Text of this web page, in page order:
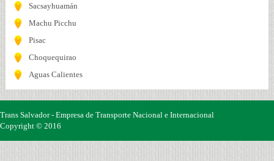
Sacsayhuamán
Machu Picchu
Pisac
Choquequirao
Aguas Calientes
Trans Salvador - Empresa de Transporte Nacional e Internacional
Copyright © 2016